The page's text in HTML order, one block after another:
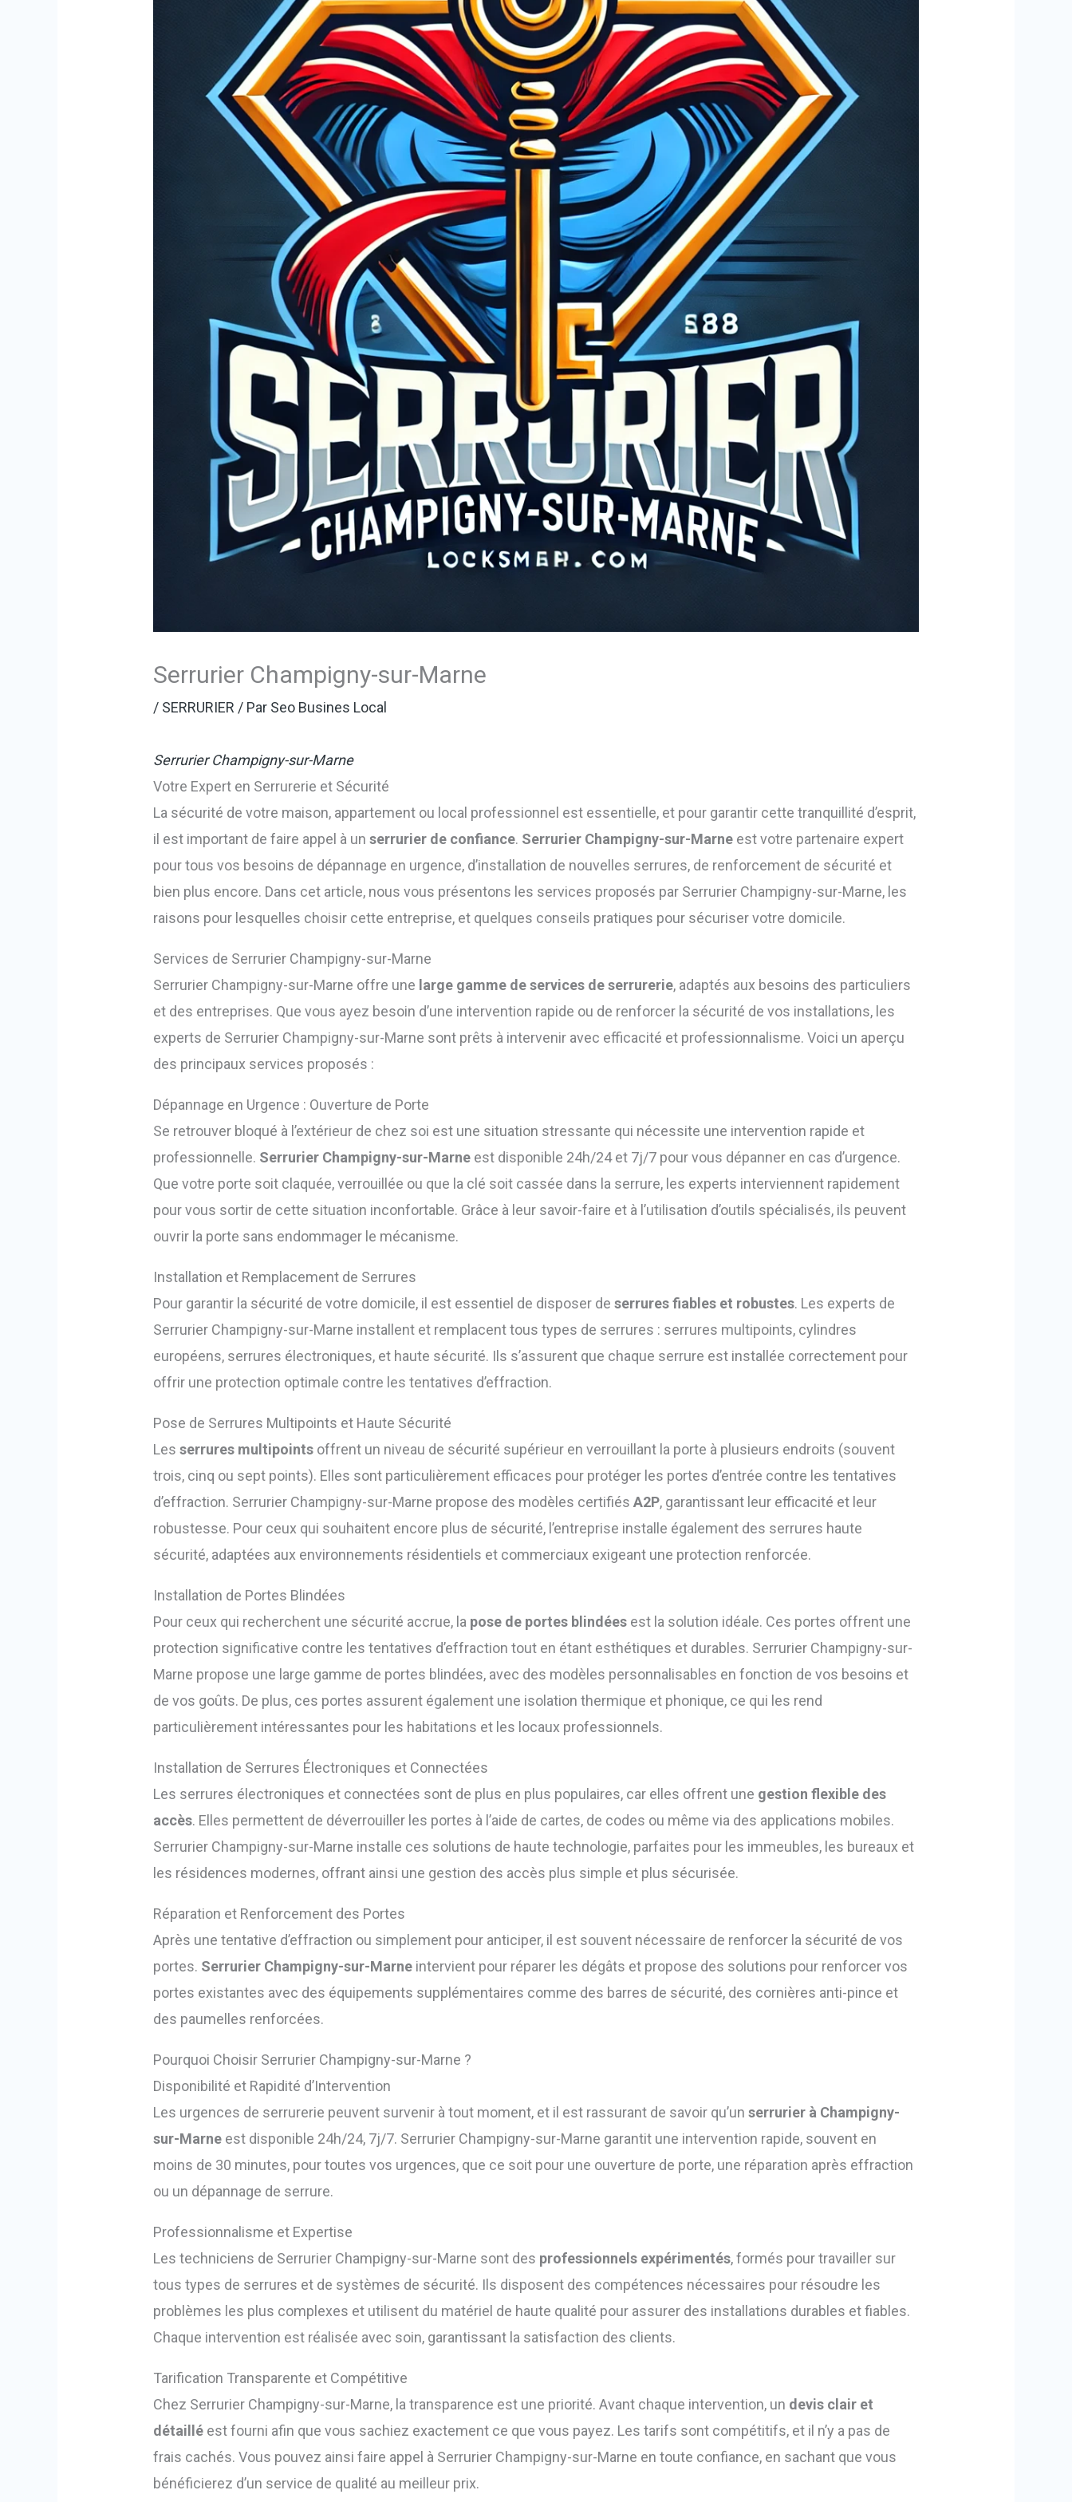
Serrurier Champigny-sur-Marne
/ SERRURIER / Par Seo Busines Local
Serrurier Champigny-sur-Marne
Votre Expert en Serrurerie et Sécurité
La sécurité de votre maison, appartement ou local professionnel est essentielle, et pour garantir cette tranquillité d’esprit,
il est important de faire appel à unserrurier de confiance. Serrurier Champigny-sur-Marne est votre partenaire expert
pour tous vos besoins de dépannage en urgence, d’installation de nouvelles serrures, de renforcement de sécurité et
bien plus encore. Dans cet article, nous vous présentons les services proposés par Serrurier Champigny-sur-Marne, les
raisons pour lesquelles choisir cette entreprise, et quelques conseils pratiques pour sécuriser votre domicile.
Services de Serrurier Champigny-sur-Marne
Serrurier Champigny-sur-Marne offre une large gamme de services de serrurerie, adaptés aux besoins des particuliers
et des entreprises. Que vous ayez besoin d’une intervention rapide ou de renforcer la sécurité de vos installations, les
experts de Serrurier Champigny-sur-Marne sont prêts à intervenir avec efficacité et professionnalisme. Voici un aperçu
des principaux services proposés :
Dépannage en Urgence : Ouverture de Porte
Se retrouver bloqué à l’extérieur de chez soi est une situation stressante qui nécessite une intervention rapide et
professionnelle. Serrurier Champigny-sur-Marne est disponible 24h/24 et 7j/7 pour vous dépanner en cas d’urgence.
Que votre porte soit claquée, verrouillée ou que la clé soit cassée dans la serrure, les experts interviennent rapidement
pour vous sortir de cette situation inconfortable. Grâce à leur savoir-faire et à l’utilisation d’outils spécialisés, ils peuvent
ouvrir la porte sans endommager le mécanisme.
Installation et Remplacement de Serrures
Pour garantir la sécurité de votre domicile, il est essentiel de disposer deserrures fiables et robustes. Les experts de
Serrurier Champigny-sur-Marne installent et remplacent tous types de serrures : serrures multipoints, cylindres
européens, serrures électroniques, et haute sécurité. Ils s’assurent que chaque serrure est installée correctement pour
offrir une protection optimale contre les tentatives d’effraction.
Pose de Serrures Multipoints et Haute Sécurité
Lesserrures multipoints offrent un niveau de sécurité supérieur en verrouillant la porte à plusieurs endroits (souvent
trois, cinq ou sept points). Elles sont particulièrement efficaces pour protéger les portes d’entrée contre les tentatives
d’effraction. Serrurier Champigny-sur-Marne propose des modèles certifiésA2P, garantissant leur efficacité et leur
robustesse. Pour ceux qui souhaitent encore plus de sécurité, l’entreprise installe également des serrures haute
sécurité, adaptées aux environnements résidentiels et commerciaux exigeant une protection renforcée.
Installation de Portes Blindées
Pour ceux qui recherchent une sécurité accrue, la pose de portes blindées est la solution idéale. Ces portes offrent une
protection significative contre les tentatives d’effraction tout en étant esthétiques et durables. Serrurier Champigny-sur-
Marne propose une large gamme de portes blindées, avec des modèles personnalisables en fonction de vos besoins et
de vos goûts. De plus, ces portes assurent également une isolation thermique et phonique, ce qui les rend
particulièrement intéressantes pour les habitations et les locaux professionnels.
Installation de Serrures Électroniques et Connectées
Les serrures électroniques et connectées sont de plus en plus populaires, car elles offrent une gestion flexible des
accès. Elles permettent de déverrouiller les portes à l’aide de cartes, de codes ou même via des applications mobiles.
Serrurier Champigny-sur-Marne installe ces solutions de haute technologie, parfaites pour les immeubles, les bureaux et
les résidences modernes, offrant ainsi une gestion des accès plus simple et plus sécurisée.
Réparation et Renforcement des Portes
Après une tentative d’effraction ou simplement pour anticiper, il est souvent nécessaire de renforcer la sécurité de vos
portes. Serrurier Champigny-sur-Marne intervient pour réparer les dégâts et propose des solutions pour renforcer vos
portes existantes avec des équipements supplémentaires comme des barres de sécurité, des cornières anti-pince et
des paumelles renforcées.
Pourquoi Choisir Serrurier Champigny-sur-Marne ?
Disponibilité et Rapidité d’Intervention
Les urgences de serrurerie peuvent survenir à tout moment, et il est rassurant de savoir qu’unserrurier à Champigny-
sur-Marne est disponible 24h/24, 7j/7. Serrurier Champigny-sur-Marne garantit une intervention rapide, souvent en
moins de 30 minutes, pour toutes vos urgences, que ce soit pour une ouverture de porte, une réparation après effraction
ou un dépannage de serrure.
Professionnalisme et Expertise
Les techniciens de Serrurier Champigny-sur-Marne sont des professionnels expérimentés, formés pour travailler sur
tous types de serrures et de systèmes de sécurité. Ils disposent des compétences nécessaires pour résoudre les
problèmes les plus complexes et utilisent du matériel de haute qualité pour assurer des installations durables et fiables.
Chaque intervention est réalisée avec soin, garantissant la satisfaction des clients.
Tarification Transparente et Compétitive
Chez Serrurier Champigny-sur-Marne, la transparence est une priorité. Avant chaque intervention, un devis clair et
détaillé est fourni afin que vous sachiez exactement ce que vous payez. Les tarifs sont compétitifs, et il n’y a pas de
frais cachés. Vous pouvez ainsi faire appel à Serrurier Champigny-sur-Marne en toute confiance, en sachant que vous
bénéficierez d’un service de qualité au meilleur prix.